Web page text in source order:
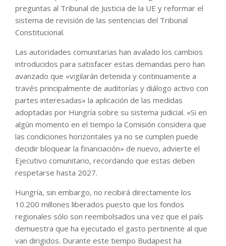
preguntas al Tribunal de Justicia de la UE y reformar el
sistema de revisión de las sentencias del Tribunal
Constitucional.
Las autoridades comunitarias han avalado los cambios
introducidos para satisfacer estas demandas pero han
avanzado que «vigilarán detenida y continuamente a
través principalmente de auditorías y diálogo activo con
partes interesadas» la aplicación de las medidas
adoptadas por Hungría sobre su sistema judicial. «Si en
algún momento en el tiempo la Comisión considera que
las condiciones horizontales ya no se cumplen puede
decidir bloquear la financiación» de nuevo, advierte el
Ejecutivo comunitario, recordando que estas deben
respetarse hasta 2027.
Hungría, sin embargo, no recibirá directamente los
10.200 millones liberados puesto que los fondos
regionales sólo son reembolsados una vez que el país
demuestra que ha ejecutado el gasto pertinente al que
van dirigidos. Durante este tiempo Budapest ha